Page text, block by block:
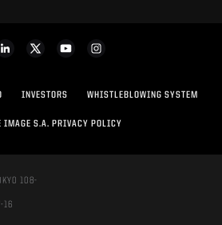
INVESTORS WHISTLEBLOWING SYSTEM
IMAGE S.A. PRIVACY POLICY
108-
16